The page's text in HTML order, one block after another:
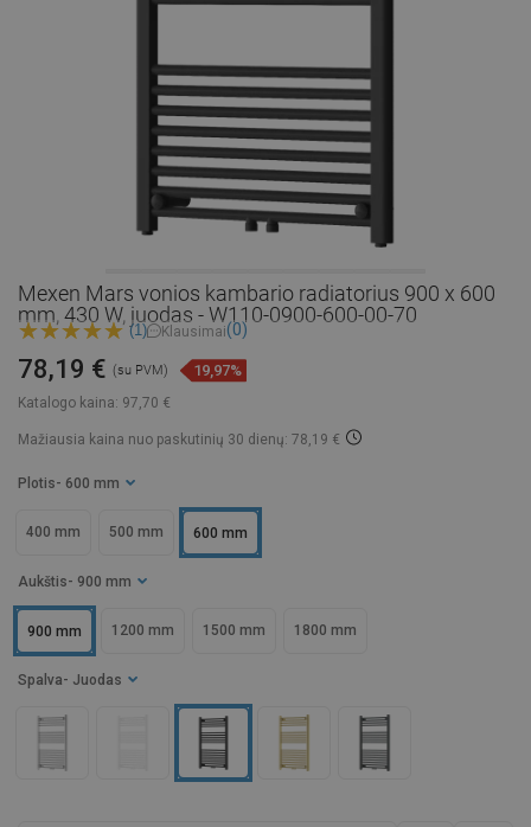
Mexen Mars vonios kambario radiatorius 900 x 600
mm, 430 W, juodas - W110-0900-600-00-70
(1) Klausimai(0)
Katalogo kaina: 97,70 €
78,19 € (su PVM) 19,97%
Mažiausia kaina nuo paskutinių 30 dienų: 78,19 €
Plotis - 600 mm
400 mm 500 mm 600 mm
Aukštis - 900 mm
900 mm 1200 mm 1500 mm 1800 mm
Spalva - Juodas